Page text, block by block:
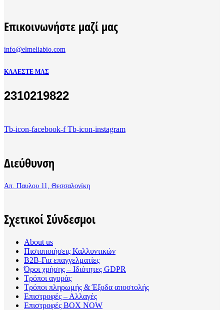
Επικοινωνήστε μαζί μας
info@elmeliabio.com
ΚΑΛΈΣΤΕ ΜΑΣ
2310219822
Tb-icon-facebook-f Tb-icon-instagram
Διεύθυνση
Απ. Παυλου 11, Θεσσαλονίκη
Σχετικοί Σύνδεσμοι
About us
Πιστοποιήσεις Καλλυντικών
B2B-Για επαγγελματίες
Όροι χρήσης – Ιδιότητες GDPR
Τρόποι αγοράς
Τρόποι πληρωμής & Έξοδα αποστολής
Επιστροφές – Αλλαγές
Επιστροφές BOX NOW